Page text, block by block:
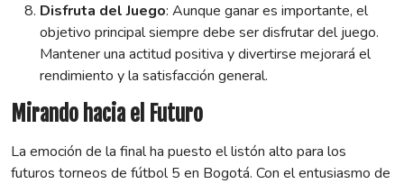
Disfruta del Juego: Aunque ganar es importante, el
objetivo principal siempre debe ser disfrutar del juego.
Mantener una actitud positiva y divertirse mejorará el
rendimiento y la satisfacción general.
Mirando hacia el Futuro
La emoción de la final ha puesto el listón alto para los
futuros torneos de fútbol 5 en Bogotá. Con el entusiasmo de